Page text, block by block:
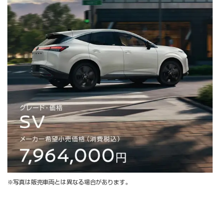
※写真は販売車両とは異なる場合があります。